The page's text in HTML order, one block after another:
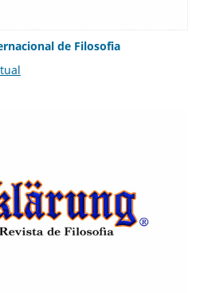
de Filosofia